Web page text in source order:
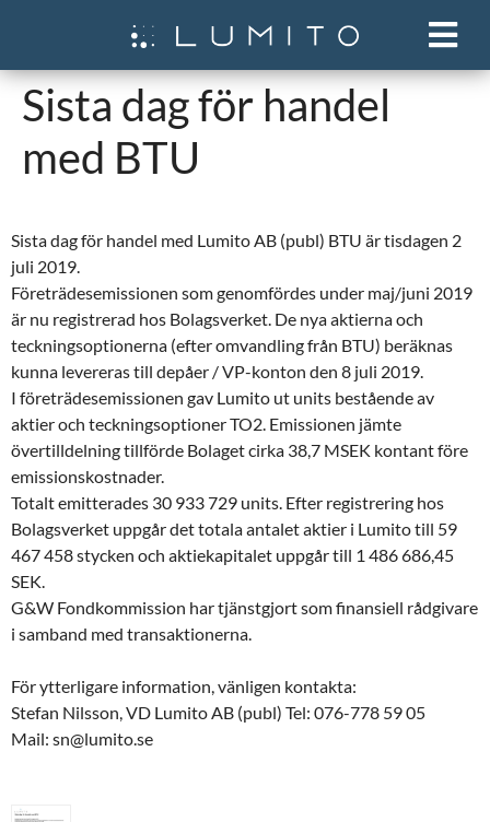
Sista dag för handel
med BTU
Sista dag för handel med Lumito AB (publ) BTU är tisdagen 2
juli 2019.
Företrädesemissionen som genomfördes under maj/juni 2019
är nu registrerad hos Bolagsverket. De nya aktierna och
teckningsoptionerna (efter omvandling från BTU) beräknas
kunna levereras till depåer / VP-konton den 8 juli 2019.
I företrädesemissionen gav Lumito ut units bestående av
aktier och teckningsoptioner TO2. Emissionen jämte
övertilldelning tillförde Bolaget cirka 38,7 MSEK kontant före
emissionskostnader.
Totalt emitterades 30 933 729 units. Efter registrering hos
Bolagsverket uppgår det totala antalet aktier i Lumito till 59
467 458 stycken och aktiekapitalet uppgår till 1 486 686,45
SEK.
G&W Fondkommission har tjänstgjort som finansiell rådgivare
i samband med transaktionerna.
För ytterligare information, vänligen kontakta:
Stefan Nilsson, VD Lumito AB (publ) Tel: 076-778 59 05
Mail: sn@lumito.se